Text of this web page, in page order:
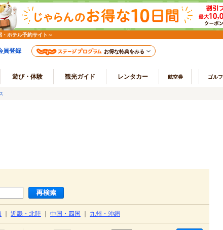
ホテル予約サイト～
員登録 お得な特典をみる
遊び・体験 観光ガイド レンタカー 航空券 ゴルフ
近畿・北陸 中国・四国 九州・沖縄